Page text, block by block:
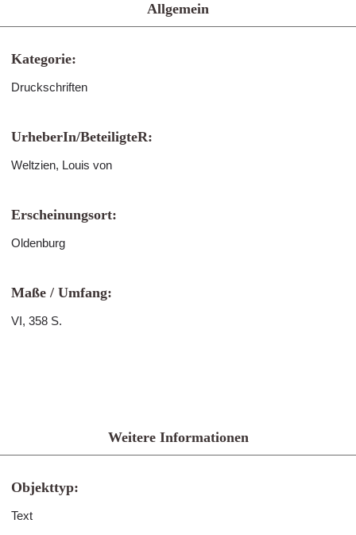
Allgemein
Kategorie:
Druckschriften
UrheberIn/BeteiligteR:
Weltzien, Louis von
Erscheinungsort:
Oldenburg
Maße / Umfang:
VI, 358 S.
Weitere Informationen
Objekttyp:
Text